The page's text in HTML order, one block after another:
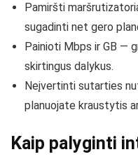
Pamiršti
sugadinti net gero
Painioti Mbps ir GB —
skirtingus dalykus.
Neįvertinti sutarties
planuojate kraustytis
Kaip palyginti